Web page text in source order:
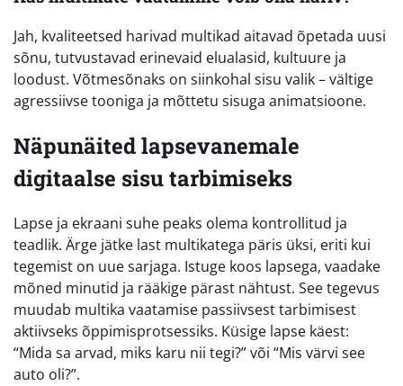
Jah, kvaliteetsed harivad multikad aitavad õpetada uusi
sõnu, tutvustavad erinevaid elualasid, kultuure ja
loodust. Võtmesõnaks on siinkohal sisu valik – vältige
agressiivse tooniga ja mõttetu sisuga animatsioone.
Näpunäited lapsevanemale
digitaalse sisu tarbimiseks
Lapse ja ekraani suhe peaks olema kontrollitud ja
teadlik. Ärge jätke last multikatega päris üksi, eriti kui
tegemist on uue sarjaga. Istuge koos lapsega, vaadake
mõned minutid ja rääkige pärast nähtust. See tegevus
muudab multika vaatamise passiivsest tarbimisest
aktiivseks õppimisprotsessiks. Küsige lapse käest:
“Mida sa arvad, miks karu nii tegi?” või “Mis värvi see
auto oli?”.